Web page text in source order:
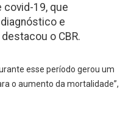
covid-19, que
e
o CBR.
esse período gerou um
o aumento da mortalidade”,